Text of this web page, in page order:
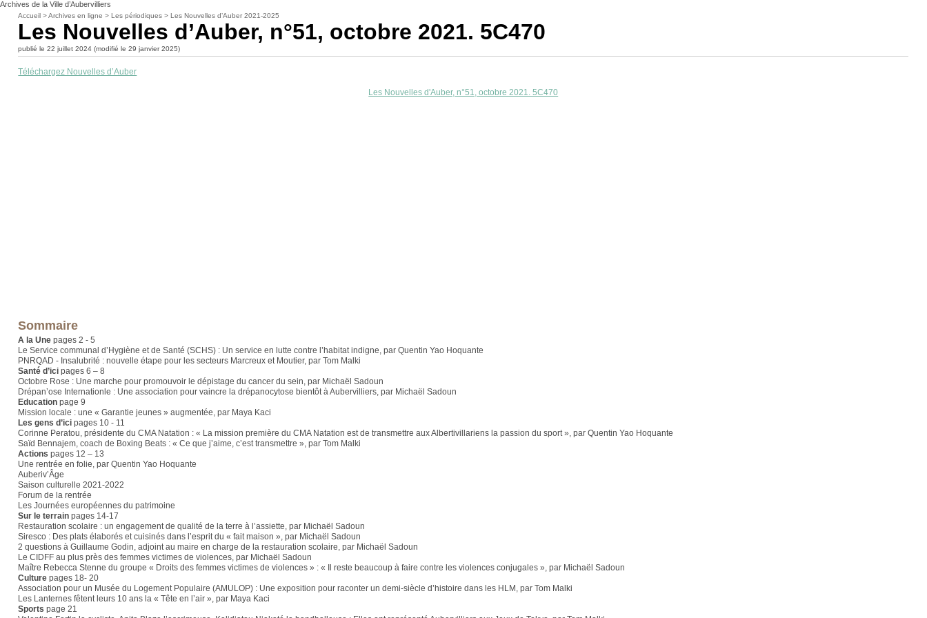
Archives de la Ville d’Aubervilliers
Accueil >Archives en ligne >Les périodiques >Les Nouvelles d’Auber 2021-2025
Les Nouvelles d’Auber, n°51, octobre 2021. 5C470
publié le 22 juillet 2024 (modifié le 29 janvier 2025)
Téléchargez Nouvelles d’Auber
Les Nouvelles d'Auber, n°51, octobre 2021. 5C470
Sommaire
A la Une pages 2 - 5
Le Service communal d’Hygiène et de Santé (SCHS) : Un service en lutte contre l’habitat indigne, par Quentin Yao Hoquante
PNRQAD - Insalubrité : nouvelle étape pour les secteurs Marcreux et Moutier, par Tom Malki
Santé d’ici pages 6 – 8
Octobre Rose : Une marche pour promouvoir le dépistage du cancer du sein, par Michaël Sadoun
Drépan’ose Internationle : Une association pour vaincre la drépanocytose bientôt à Aubervilliers, par Michaël Sadoun
Education page 9
Mission locale : une « Garantie jeunes » augmentée, par Maya Kaci
Les gens d’icipages 10 - 11
Corinne Peratou, présidente du CMA Natation : « La mission première du CMA Natation est de transmettre aux Albertivillariens la passion du sport », par Quentin Yao Hoquante
Saïd Bennajem, coach de Boxing Beats : « Ce que j’aime, c’est transmettre », par Tom Malki
Actionspages 12 – 13
Une rentrée en folie, par Quentin Yao Hoquante
Auberiv’Âge
Saison culturelle 2021-2022
Forum de la rentrée
Les Journées européennes du patrimoine
Sur le terrain pages 14-17
Restauration scolaire : un engagement de qualité de la terre à l’assiette, par Michaël Sadoun
Siresco : Des plats élaborés et cuisinés dans l’esprit du « fait maison », par Michaël Sadoun
2 questions à Guillaume Godin, adjoint au maire en charge de la restauration scolaire, par Michaël Sadoun
Le CIDFF au plus près des femmes victimes de violences, par Michaël Sadoun
Maître Rebecca Stenne du groupe « Droits des femmes victimes de violences » : « Il reste beaucoup à faire contre les violences conjugales », par Michaël Sadoun
Culture pages 18- 20
Association pour un Musée du Logement Populaire (AMULOP) : Une exposition pour raconter un demi-siècle d’histoire dans les HLM, par Tom Malki
Les Lanternes fêtent leurs 10 ans la « Tête en l’air », par Maya Kaci
Sportspage 21